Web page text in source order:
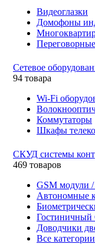
Видеоглазки
Домофоны
Сетевое
94 товара
Wi-Fi
Коммутаторы
Шкафы
СКУД системы
469 товаров
GSM модули
Автономные
Доводчики
Все категории